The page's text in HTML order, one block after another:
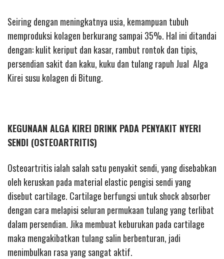
Seiring dengan meningkatnya usia, kemampuan tubuh
memproduksi kolagen berkurang sampai 35%. Hal ini ditandai
dengan: kulit keriput dan kasar, rambut rontok dan tipis,
persendian sakit dan kaku, kuku dan tulang rapuh Jual Alga
Kirei susu kolagen di Bitung.
KEGUNAAN ALGA KIREI DRINK PADA PENYAKIT NYERI
SENDI (OSTEOARTRITIS)
Osteoartritis ialah salah satu penyakit sendi, yang disebabkan
oleh keruskan pada material elastic pengisi sendi yang
disebut cartilage. Cartilage berfungsi untuk shock absorber
dengan cara melapisi seluran permukaan tulang yang terlibat
dalam persendian. Jika membuat keburukan pada cartilage
maka mengakibatkan tulang salin berbenturan, jadi
menimbulkan rasa yang sangat aktif.